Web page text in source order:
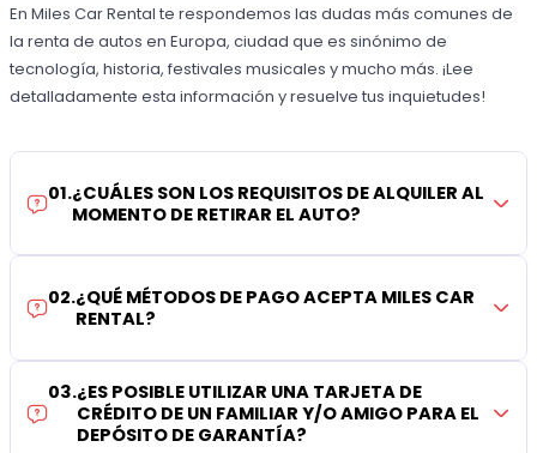
En Miles Car Rental te respondemos las dudas más comunes de
la renta de autos en Europa, ciudad que es sinónimo de
tecnología, historia, festivales musicales y mucho más. ¡Lee
detalladamente esta información y resuelve tus inquietudes!
01.¿CUÁLES SON LOS REQUISITOS DE ALQUILER AL
MOMENTO DE RETIRAR EL AUTO?
02.¿QUÉ MÉTODOS DE PAGO ACEPTA MILES CAR
RENTAL?
03.¿ES POSIBLE UTILIZAR UNA TARJETA DE
CRÉDITO DE UN FAMILIAR Y/O AMIGO PARA EL
DEPÓSITO DE GARANTÍA?